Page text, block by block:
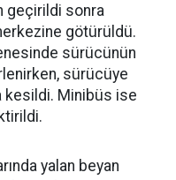
geçirildi sonra
götürüldü.
sürücünün
sürücüye
kesildi. Minibüs ise
yalan beyan